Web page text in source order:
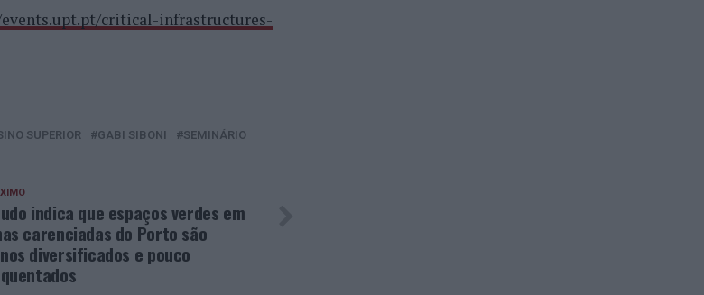
critical-infrastructures-
SUPERIOR GABI SIBONI
SEMINÁRIO
indica que espaços verdes em
carenciadas do Porto são
diversificados e pouco